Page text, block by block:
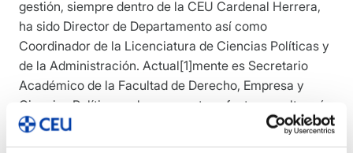
gestión, siempre dentro de la CEU Cardenal Herrera,
ha sido Director de Departamento así como
Coordinador de la Licenciatura de Ciencias Políticas y
de la Administración. Actual[1]mente es Secretario
Académico de la Facultad de Derecho, Empresa y
Ciencias Políticas y, lo que a estos efectos resulta más
relevante, Di[1]rector -en funciones- del Instituto de
Disciplinas y Estudios Ambientales (IDEA), a cuyo